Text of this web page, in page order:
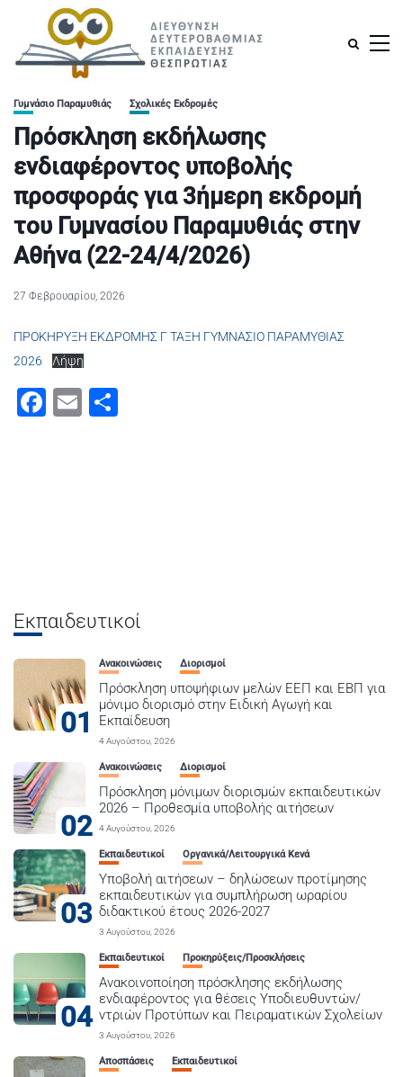
Γυμνάσιο Παραμυθιάς Σχολικές Εκδρομές
Πρόσκληση εκδήλωσης
ενδιαφέροντος υποβολής
προσφοράς για 3ήμερη εκδρομή
του Γυμνασίου Παραμυθιάς στην
Αθήνα (22-24/4/2026)
27 Φεβρουαρίου, 2026
ΠΡΟΚΗΡΥΞΗ ΕΚΔΡΟΜΗΣ Γ ΤΑΞΗ ΓΥΜΝΑΣΙΟ ΠΑΡΑΜΥΘΙΑΣ
2026
Λήψη
Facebook
Email
Εκπαιδευτικοί
01
Ανακοινώσεις Διορισμοί
Πρόσκληση υποψήφιων μελών ΕΕΠ και ΕΒΠ για
μόνιμο διορισμό στην Ειδική Αγωγή και
Εκπαίδευση
4 Αυγούστου, 2026
02
Ανακοινώσεις Διορισμοί
Πρόσκληση μόνιμων διορισμών εκπαιδευτικών
2026 – Προθεσμία υποβολής αιτήσεων
4 Αυγούστου, 2026
03
Εκπαιδευτικοί Οργανικά/Λειτουργικά Κενά
Υποβολή αιτήσεων – δηλώσεων προτίμησης
εκπαιδευτικών για συμπλήρωση ωραρίου
διδακτικού έτους 2026-2027
3 Αυγούστου, 2026
04
Εκπαιδευτικοί Προκηρύξεις/Προσκλήσεις
Ανακοινοποίηση πρόσκλησης εκδήλωσης
ενδιαφέροντος για θέσεις Υποδιευθυντών/
ντριών Προτύπων και Πειραματικών Σχολείων
3 Αυγούστου, 2026
Αποσπάσεις Εκπαιδευτικοί